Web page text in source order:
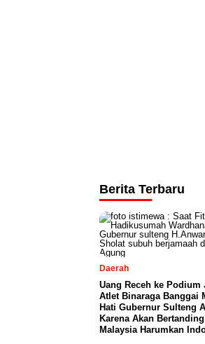
Berita Terbaru
Daerah
Uang Receh ke Podium
Atlet Binaraga Banggai
Hati Gubernur Sulteng
Karena Akan
Malaysia Harumkan